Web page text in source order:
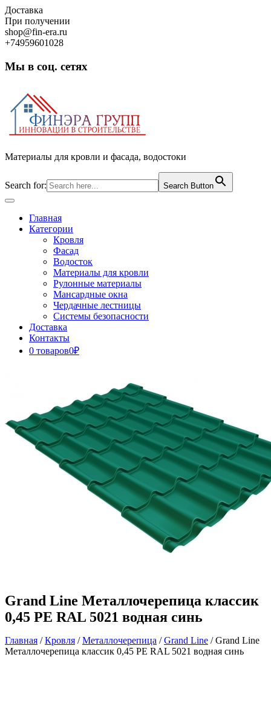
Skip
to
content
Доставка
При получении
shop@fin-era.ru
+74959601028
Мы в соц. сетях
Материалы для кровли и фасада, водостоки
Search for: Search Button
Open
ButtonГлавная
Категории
Кровля
Фасад
Водосток
Материалы для кровли
Рулонные материалы
Мансардные окна
Чердачные лестницы
Системы безопасности
Доставка
Контакты
0 товаров0₽
Grand Line Металлочерепица классик
0,45 PE RAL 5021 водная синь
Главная /Кровля /Металлочерепица /Grand Line / Grand Line
Металлочерепица классик 0,45 PE RAL 5021 водная синь